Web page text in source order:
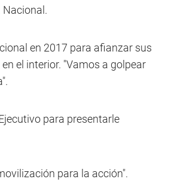
Nacional.
en 2017 para afianzar sus
el interior. "Vamos a golpear
para presentarle
para la acción".